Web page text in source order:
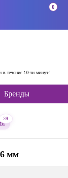
течение 10-ти минут!
0
Бренды
39
6 мм